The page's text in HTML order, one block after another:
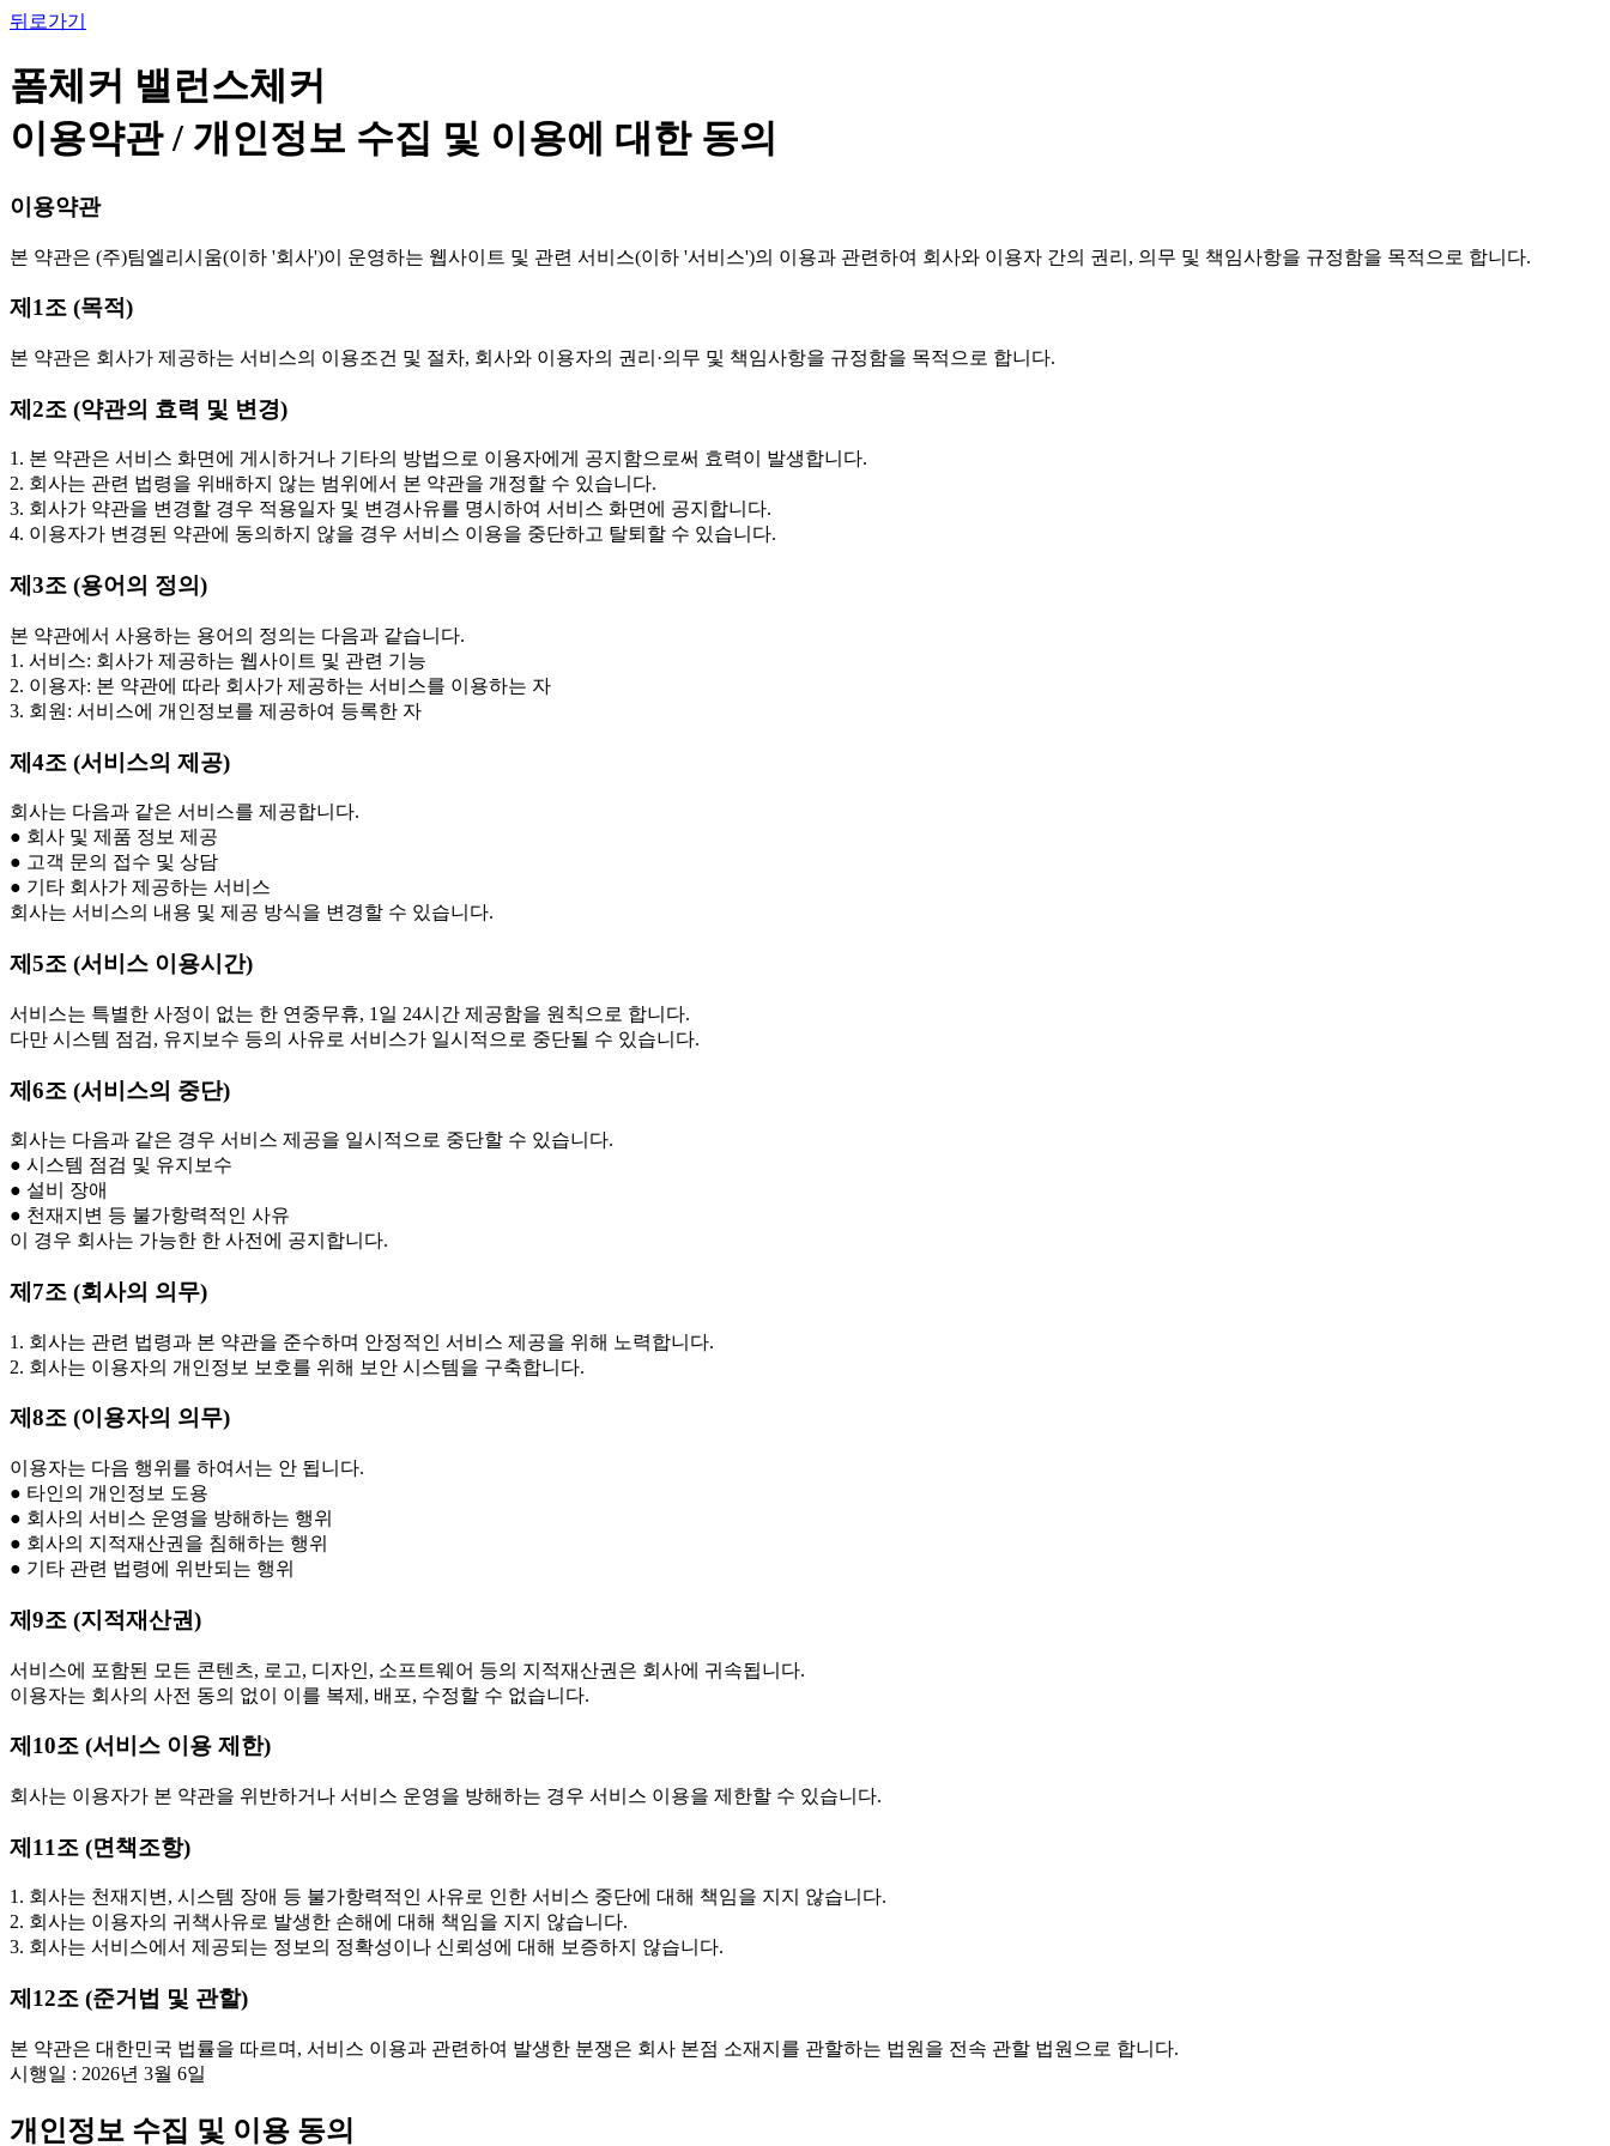
뒤로가기
폼체커 밸런스체커
이용약관 / 개인정보 수집 및 이용에 대한 동의
이용약관
본 약관은 (주)팀엘리시움(이하 '회사')이 운영하는 웹사이트 및 관련 서비스(이하 '서비스')의 이용과 관련하여 회사와 이용자 간의 권리, 의무 및 책임사항을 규정함을 목적으로 합니다.
제1조 (목적)
본 약관은 회사가 제공하는 서비스의 이용조건 및 절차, 회사와 이용자의 권리·의무 및 책임사항을 규정함을 목적으로 합니다.
제2조 (약관의 효력 및 변경)
1. 본 약관은 서비스 화면에 게시하거나 기타의 방법으로 이용자에게 공지함으로써 효력이 발생합니다.
2. 회사는 관련 법령을 위배하지 않는 범위에서 본 약관을 개정할 수 있습니다.
3. 회사가 약관을 변경할 경우 적용일자 및 변경사유를 명시하여 서비스 화면에 공지합니다.
4. 이용자가 변경된 약관에 동의하지 않을 경우 서비스 이용을 중단하고 탈퇴할 수 있습니다.
제3조 (용어의 정의)
본 약관에서 사용하는 용어의 정의는 다음과 같습니다.
1. 서비스: 회사가 제공하는 웹사이트 및 관련 기능
2. 이용자: 본 약관에 따라 회사가 제공하는 서비스를 이용하는 자
3. 회원: 서비스에 개인정보를 제공하여 등록한 자
제4조 (서비스의 제공)
회사는 다음과 같은 서비스를 제공합니다.
● 회사 및 제품 정보 제공
● 고객 문의 접수 및 상담
● 기타 회사가 제공하는 서비스
회사는 서비스의 내용 및 제공 방식을 변경할 수 있습니다.
제5조 (서비스 이용시간)
서비스는 특별한 사정이 없는 한 연중무휴, 1일 24시간 제공함을 원칙으로 합니다.
다만 시스템 점검, 유지보수 등의 사유로 서비스가 일시적으로 중단될 수 있습니다.
제6조 (서비스의 중단)
회사는 다음과 같은 경우 서비스 제공을 일시적으로 중단할 수 있습니다.
● 시스템 점검 및 유지보수
● 설비 장애
● 천재지변 등 불가항력적인 사유
이 경우 회사는 가능한 한 사전에 공지합니다.
제7조 (회사의 의무)
1. 회사는 관련 법령과 본 약관을 준수하며 안정적인 서비스 제공을 위해 노력합니다.
2. 회사는 이용자의 개인정보 보호를 위해 보안 시스템을 구축합니다.
제8조 (이용자의 의무)
이용자는 다음 행위를 하여서는 안 됩니다.
● 타인의 개인정보 도용
● 회사의 서비스 운영을 방해하는 행위
● 회사의 지적재산권을 침해하는 행위
● 기타 관련 법령에 위반되는 행위
제9조 (지적재산권)
서비스에 포함된 모든 콘텐츠, 로고, 디자인, 소프트웨어 등의 지적재산권은 회사에 귀속됩니다.
이용자는 회사의 사전 동의 없이 이를 복제, 배포, 수정할 수 없습니다.
제10조 (서비스 이용 제한)
회사는 이용자가 본 약관을 위반하거나 서비스 운영을 방해하는 경우 서비스 이용을 제한할 수 있습니다.
제11조 (면책조항)
1. 회사는 천재지변, 시스템 장애 등 불가항력적인 사유로 인한 서비스 중단에 대해 책임을 지지 않습니다.
2. 회사는 이용자의 귀책사유로 발생한 손해에 대해 책임을 지지 않습니다.
3. 회사는 서비스에서 제공되는 정보의 정확성이나 신뢰성에 대해 보증하지 않습니다.
제12조 (준거법 및 관할)
본 약관은 대한민국 법률을 따르며, 서비스 이용과 관련하여 발생한 분쟁은 회사 본점 소재지를 관할하는 법원을 전속 관할 법원으로 합니다.
시행일 : 2026년 3월 6일
개인정보 수집 및 이용 동의